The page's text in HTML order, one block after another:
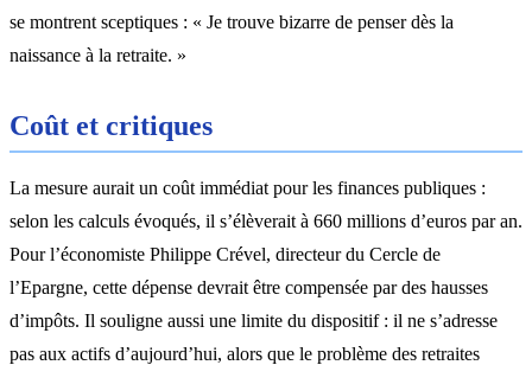
se montrent sceptiques : « Je trouve bizarre de penser dès la
naissance à la retraite. »
Coût et critiques
La mesure aurait un coût immédiat pour les finances publiques :
selon les calculs évoqués, il s’élèverait à 660 millions d’euros par an.
Pour l’économiste Philippe Crével, directeur du Cercle de
l’Epargne, cette dépense devrait être compensée par des hausses
d’impôts. Il souligne aussi une limite du dispositif : il ne s’adresse
pas aux actifs d’aujourd’hui, alors que le problème des retraites